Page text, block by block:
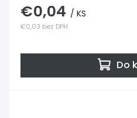
€0,03 bez DPH
€0,04 / KS
Do